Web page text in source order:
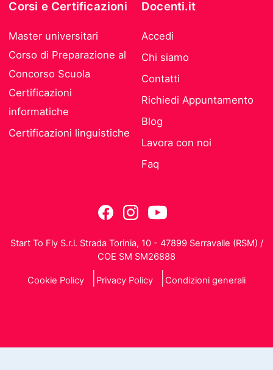
Corsi e Certificazioni
Master universitari
Corso di Preparazione al
Concorso Scuola
Certificazioni
informatiche
Certificazioni linguistiche
Docenti.it
Accedi
Chi siamo
Contatti
Richiedi Appuntamento
Blog
Lavora con noi
Faq
Start To Fly S.r.l. Strada Torinia, 10 - 47899 Serravalle (RSM) /
COE SM SM26888
Cookie Policy Privacy Policy Condizioni generali